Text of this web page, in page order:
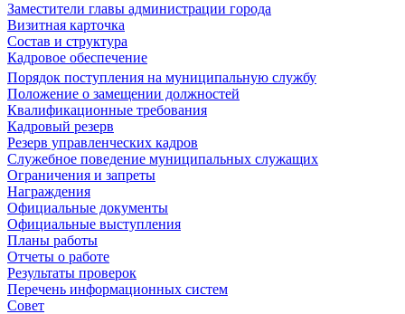
Заместители главы администрации города
Визитная карточка
Состав и структура
Кадровое обеспечение
Порядок поступления на муниципальную службу
Положение о замещении должностей
Квалификационные требования
Кадровый резерв
Резерв управленческих кадров
Служебное поведение муниципальных служащих
Ограничения и запреты
Награждения
Официальные документы
Официальные выступления
Планы работы
Отчеты о работе
Результаты проверок
Перечень информационных систем
Совет